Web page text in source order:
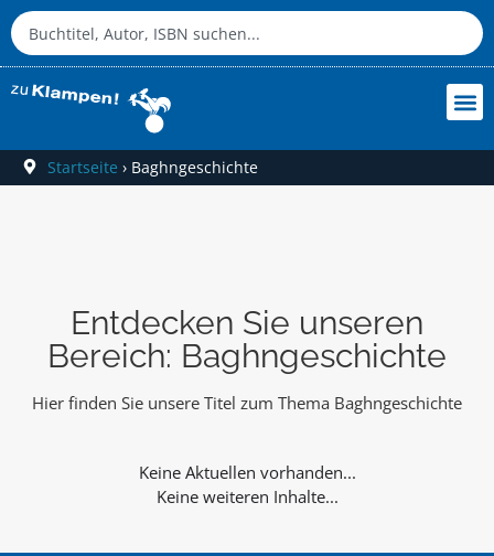
Startseite › Baghngeschichte
Entdecken Sie unseren
Bereich: Baghngeschichte
Hier finden Sie unsere Titel zum Thema Baghngeschichte
Keine weiteren Inhalte...